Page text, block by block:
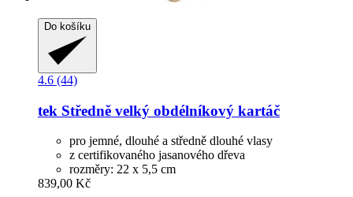
Do košíku
4.6 (44)
tek Středně velký obdélníkový kartáč
pro jemné, dlouhé a středně dlouhé vlasy
z certifikovaného jasanového dřeva
rozměry: 22 x 5,5 cm
839,00 Kč